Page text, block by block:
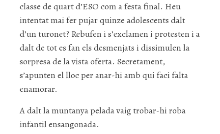
classe de quart d’ESO com a festa final. Heu
intentat mai fer pujar quinze adolescents dalt
d’un turonet? Rebufen i s’exclamen i protesten i a
dalt de tot es fan els desmenjats i dissimulen la
sorpresa de la vista oferta. Secretament,
s’apunten el lloc per anar-hi amb qui faci falta
enamorar.
A dalt la muntanya pelada vaig trobar-hi roba
infantil ensangonada.